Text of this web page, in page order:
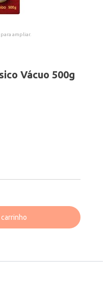
ampliar.
Vácuo 500g